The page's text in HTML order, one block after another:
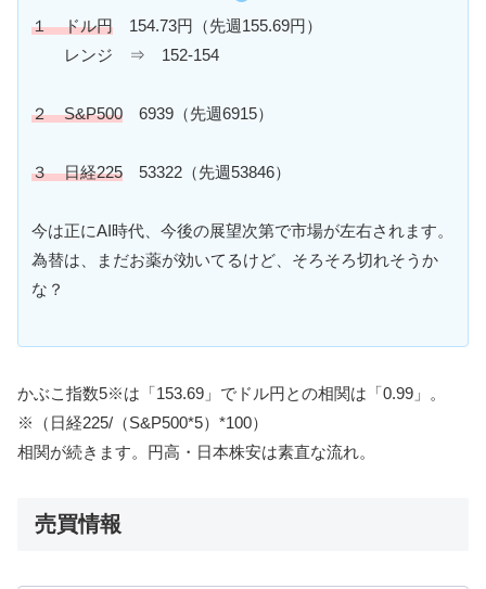
１ ドル円 154.73円（先週155.69円）
レンジ ⇒ 152-154
２ S&P500 6939（先週6915）
３ 日経225 53322（先週53846）
今は正にAI時代、今後の展望次第で市場が左右されます。
為替は、まだお薬が効いてるけど、そろそろ切れそうか
な？
かぶこ指数5※は「153.69」でドル円との相関は「0.99」。
※（日経225/（S&P500*5）*100）
相関が続きます。円高・日本株安は素直な流れ。
売買情報